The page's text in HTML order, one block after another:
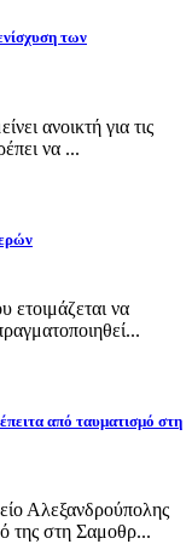
των
ανοικτή για τις
να ...
ετοιμάζεται να
από ταυματισμό στη
Αλεξανδρούπολης
της στη Σαμοθρ...